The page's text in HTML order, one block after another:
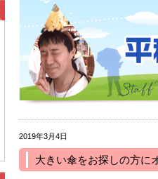
2019年3月4日
大きい傘をお探しの方に